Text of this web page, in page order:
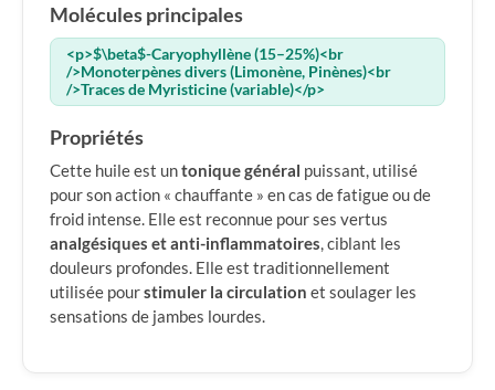
Molécules principales
<p>$\beta$-Caryophyllène (15–25%)<br
/>Monoterpènes divers (Limonène, Pinènes)<br
/>Traces de Myristicine (variable)</p>
Propriétés
Cette huile est untonique général puissant, utilisé
pour son action « chauffante » en cas de fatigue ou de
froid intense. Elle est reconnue pour ses vertus
analgésiques et anti-inflammatoires, ciblant les
douleurs profondes. Elle est traditionnellement
utilisée pourstimuler la circulation et soulager les
sensations de jambes lourdes.